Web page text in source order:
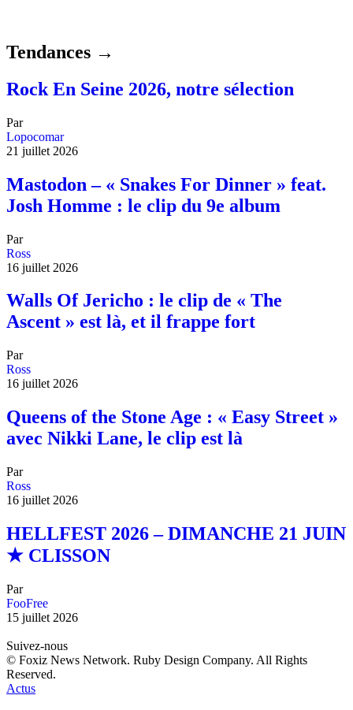
Tendances →
Rock En Seine 2026, notre sélection
Par
Lopocomar
21 juillet 2026
Mastodon – « Snakes For Dinner » feat.
Josh Homme : le clip du 9e album
Par
Ross
16 juillet 2026
Walls Of Jericho : le clip de « The
Ascent » est là, et il frappe fort
Par
Ross
16 juillet 2026
Queens of the Stone Age : « Easy Street »
avec Nikki Lane, le clip est là
Par
Ross
16 juillet 2026
HELLFEST 2026 – DIMANCHE 21 JUIN
★ CLISSON
Par
FooFree
15 juillet 2026
Suivez-nous
© Foxiz News Network. Ruby Design Company. All Rights
Reserved.
Actus